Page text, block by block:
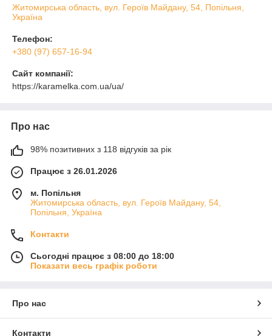
Житомирська область, вул. Героїв Майдану, 54, Попільня,
Україна
Телефон:
+380 (97) 657-16-94
Сайт компанії:
https://karamelka.com.ua/ua/
Про нас
98% позитивних з 118 відгуків за рік
Працює з 26.01.2026
м. Попільня
Житомирська область, вул. Героїв Майдану, 54,
Попільня, Україна
Контакти
Сьогодні працює з 08:00 до 18:00
Показати весь графік роботи
Про нас
Контакти